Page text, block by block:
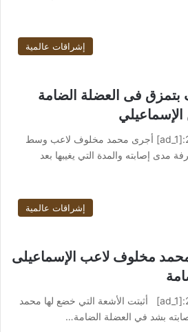
إشراقات عالمية
فى العضلة الضامة
من صحيفة اشراق العالم 24:[ad_1] أجرى محمد مخلوف لاعب وسط
مدى إصابته والمدة التي يغيبها بعد
إشراقات عالمية
محمد مخلوف لاعب الإسماعيلى
من صحيفة اشراق العالم 24:[ad_1] أثبتت الأشعة التي خضع لها محمد
بشد في العضلة الضامة…